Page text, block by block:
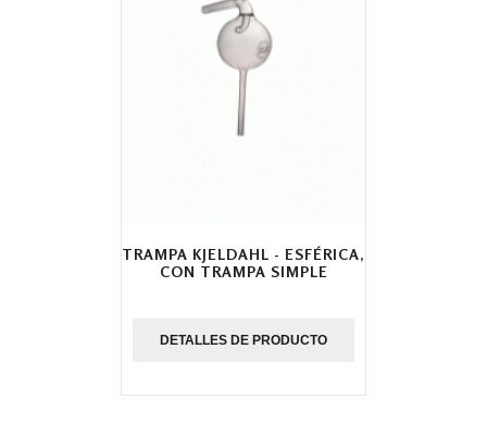
TRAMPA KJELDAHL - ESFÉRICA,
CON TRAMPA SIMPLE
DETALLES DE PRODUCTO